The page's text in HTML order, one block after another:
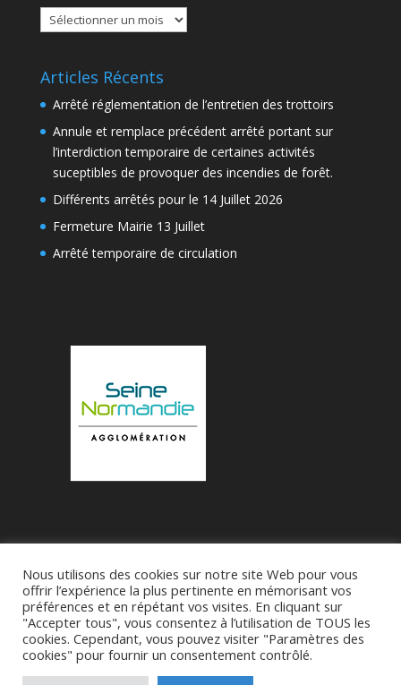
Actualités
Articles Récents
Arrêté réglementation de l’entretien des trottoirs
Annule et remplace précédent arrêté portant sur
l’interdiction temporaire de certaines activités
suceptibles de provoquer des incendies de forêt.
Différents arrêtés pour le 14 Juillet 2026
Fermeture Mairie 13 Juillet
Arrêté temporaire de circulation
Accueil Municipalité
Le Village de Bueil
Associations
Nous utilisons des cookies sur notre site Web pour vous
offrir l’expérience la plus pertinente en mémorisant vos
préférences et en répétant vos visites. En cliquant sur
"Accepter tous", vous consentez à l’utilisation de TOUS les
cookies. Cependant, vous pouvez visiter "Paramètres des
cookies" pour fournir un consentement contrôlé.